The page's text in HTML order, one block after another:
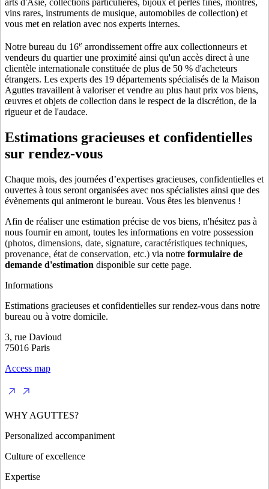
vins rares, instruments de musique, automobiles de collection) et
vous met en relation avec nos experts internes.
Notre bureau du 16e arrondissement offre aux collectionneurs et
vendeurs du quartier une proximité ainsi qu'un accès direct à une
clientèle internationale constituée de plus de 50 % d'acheteurs
étrangers. Les experts des 19 départements spécialisés de la Maison
Aguttes travaillent à valoriser et vendre au plus haut prix vos biens,
œuvres et objets de collection dans le respect de la discrétion, de la
rigueur et de l'audace.
Estimations gracieuses et confidentielles
sur rendez-vous
Chaque mois, des journées d’expertises gracieuses, confidentielles et
ouvertes à tous seront organisées avec nos spécialistes ainsi que des
évènements qui animeront le bureau. Vous êtes les bienvenus !
Afin de réaliser une estimation précise de vos biens, n'hésitez pas à
nous fournir en amont, toutes les informations en votre possession
(photos, dimensions, date, signature, caractéristiques techniques,
provenance, état de conservation, etc.) via notre formulaire de
demande d'estimation disponible sur cette page.
Informations
Estimations gracieuses et confidentielles sur rendez-vous dans notre
bureau ou à votre domicile.
3, rue Davioud
75016 Paris
Access map
WHY AGUTTES?
Personalized accompaniment
Culture of excellence
Expertise